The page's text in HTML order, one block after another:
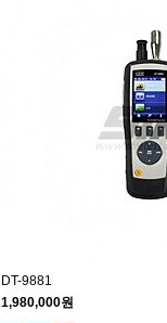
DT-9881
1,980,000원